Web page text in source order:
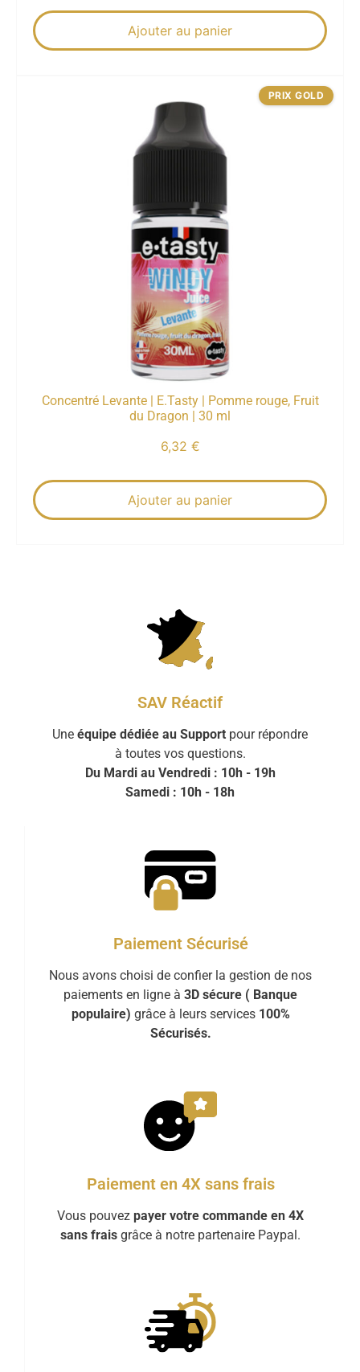
Ajouter au panier
Concentré Levante | E.Tasty | Pomme rouge, Fruit
du Dragon | 30 ml
6,32 €
Ajouter au panier
PRIX GOLD
SAV Réactif
Une équipe dédiée au Support pour répondre
à toutes vos questions.
Du Mardi au Vendredi : 10h - 19h
Samedi : 10h - 18h
Paiement Sécurisé
Nous avons choisi de confier la gestion de nos
paiements en ligne à 3D sécure ( Banque
populaire) grâce à leurs services 100%
Sécurisés.
Paiement en 4X sans frais
Vous pouvez payer votre commande en 4X
sans frais grâce à notre partenaire Paypal.